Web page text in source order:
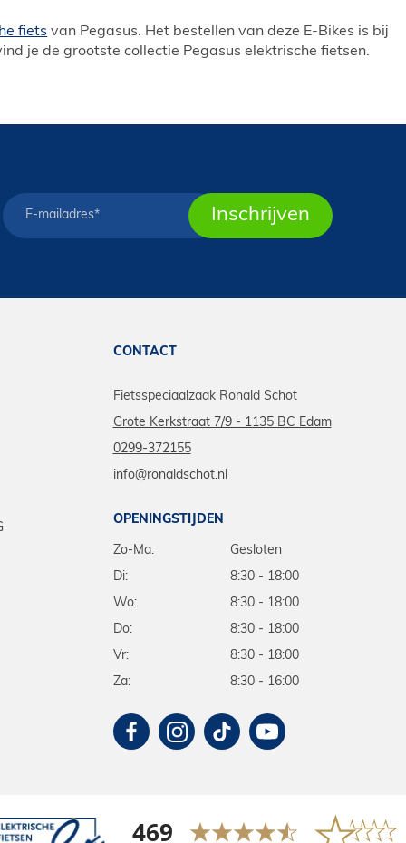
fiets van Pegasus. Het bestellen van deze E-Bikes is bij
je de grootste collectie Pegasus elektrische fietsen.
CONTACT
Fietsspeciaalzaak Ronald Schot
Grote Kerkstraat 7/9 - 1135 BC Edam
0299-372155
info@ronaldschot.nl
OPENINGSTIJDEN
Zo-Ma:
Gesloten
Di:
8:30 - 18:00
Wo:
8:30 - 18:00
Do:
8:30 - 18:00
Vr:
8:30 - 18:00
Za:
8:30 - 16:00